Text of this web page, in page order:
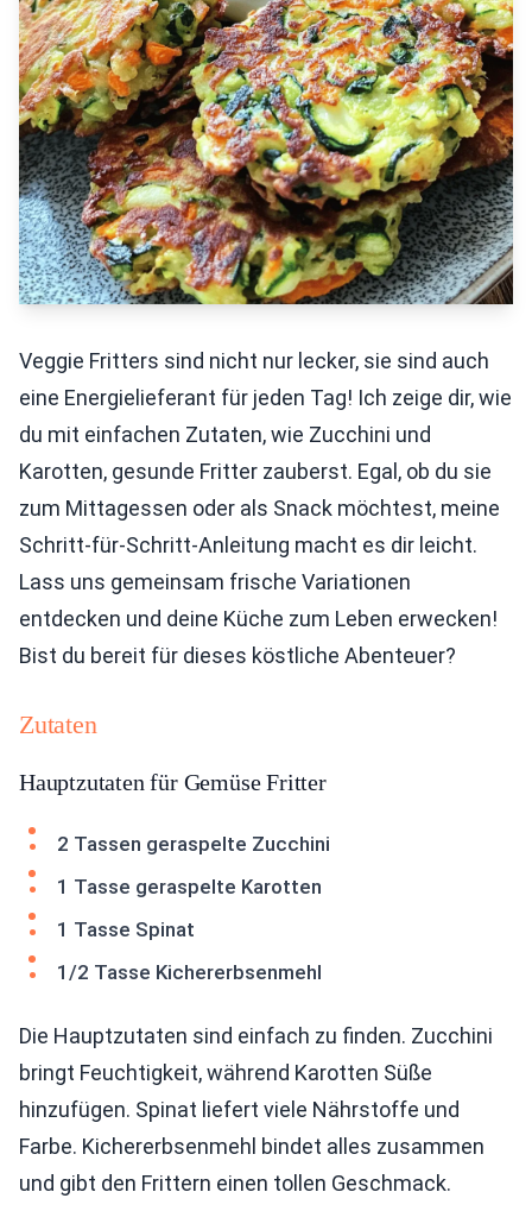
Veggie Fritters sind nicht nur lecker, sie sind auch
eine Energielieferant für jeden Tag! Ich zeige dir, wie
du mit einfachen Zutaten, wie Zucchini und
Karotten, gesunde Fritter zauberst. Egal, ob du sie
zum Mittagessen oder als Snack möchtest, meine
Schritt-für-Schritt-Anleitung macht es dir leicht.
Lass uns gemeinsam frische Variationen
entdecken und deine Küche zum Leben erwecken!
Bist du bereit für dieses köstliche Abenteuer?
Zutaten
Hauptzutaten für Gemüse Fritter
2 Tassen geraspelte Zucchini
1 Tasse geraspelte Karotten
1 Tasse Spinat
1/2 Tasse Kichererbsenmehl
Die Hauptzutaten sind einfach zu finden. Zucchini
bringt Feuchtigkeit, während Karotten Süße
hinzufügen. Spinat liefert viele Nährstoffe und
Farbe. Kichererbsenmehl bindet alles zusammen
und gibt den Frittern einen tollen Geschmack.